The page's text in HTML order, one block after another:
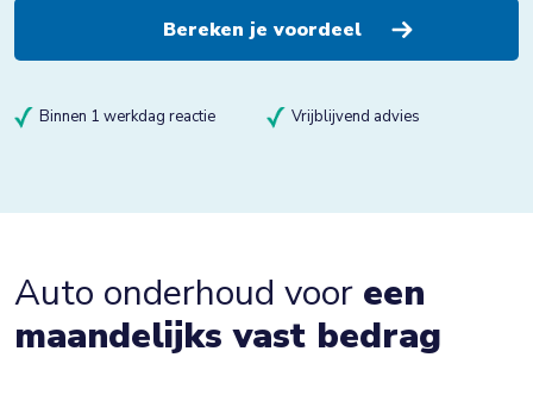
Binnen 1 werkdag reactie Vrijblijvend advies
Auto onderhoud voor een
maandelijks vast bedrag